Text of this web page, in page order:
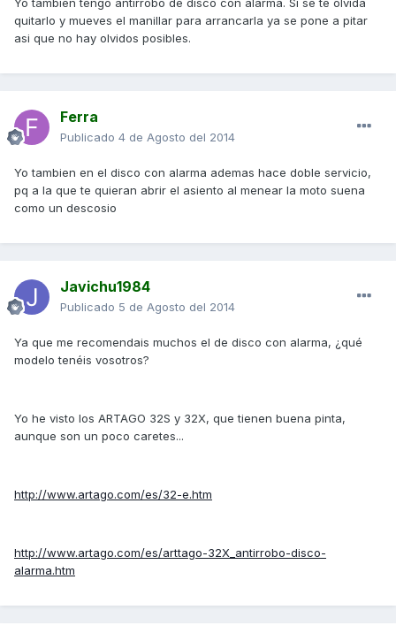
quitarlo y mueves el manillar para arrancarla ya se pone a pitar
asi que no hay olvidos posibles.
Ferra
Publicado 4 de Agosto del 2014
Yo tambien en el disco con alarma ademas hace doble servicio,
pq a la que te quieran abrir el asiento al menear la moto suena
como un descosio
Javichu1984
Publicado 5 de Agosto del 2014
Ya que me recomendais muchos el de disco con alarma, ¿qué
modelo tenéis vosotros?
Yo he visto los ARTAGO 32S y 32X, que tienen buena pinta,
aunque son un poco caretes...
http://www.artago.com/es/32-e.htm
http://www.artago.com/es/arttago-32X_antirrobo-disco-
alarma.htm